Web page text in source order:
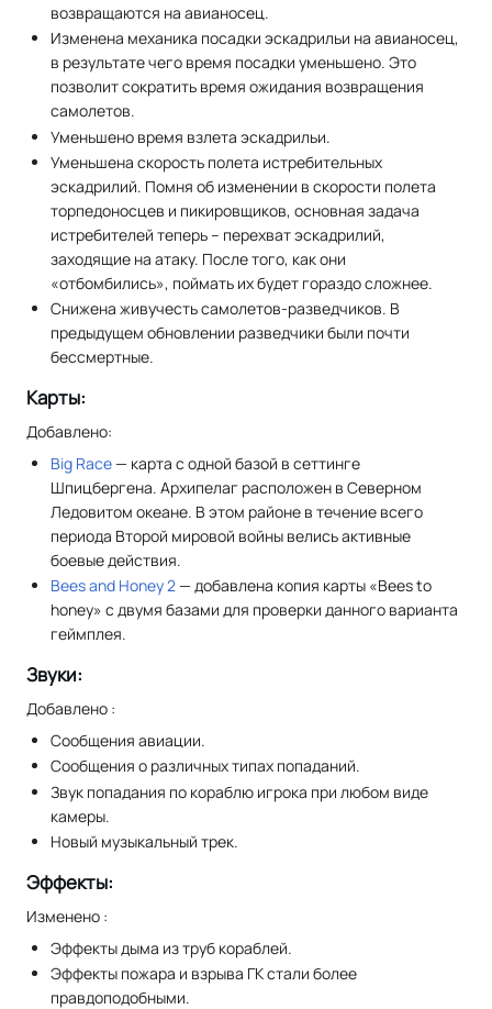
возвращаются на авианосец.
Изменена механика посадки эскадрильи на авианосец,
в результате чего время посадки уменьшено. Это
позволит сократить время ожидания возвращения
самолетов.
Уменьшено время взлета эскадрильи.
Уменьшена скорость полета истребительных
эскадрилий. Помня об изменении в скорости полета
торпедоносцев и пикировщиков, основная задача
истребителей теперь – перехват эскадрилий,
заходящие на атаку. После того, как они
«отбомбились», поймать их будет гораздо сложнее.
Снижена живучесть самолетов-разведчиков. В
предыдущем обновлении разведчики были почти
бессмертные.
Карты:
Добавлено:
Big Race— карта с одной базой в сеттинге
Шпицбергена. Архипелаг расположен в Северном
Ледовитом океане. В этом районе в течение всего
периода Второй мировой войны велись активные
боевые действия.
Bees and Honey 2— добавлена копия карты «Bees to
honey» с двумя базами для проверки данного варианта
геймплея.
Звуки:
Добавлено :
Сообщения авиации.
Сообщения о различных типах попаданий.
Звук попадания по кораблю игрока при любом виде
камеры.
Новый музыкальный трек.
Эффекты:
Изменено :
Эффекты дыма из труб кораблей.
Эффекты пожара и взрыва ГК стали более
правдоподобными.